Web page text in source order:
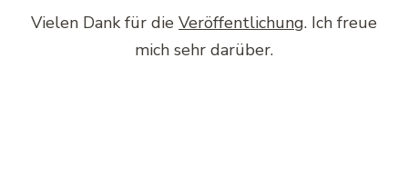
Vielen Dank für die Veröffentlichung. Ich freue
mich sehr darüber.